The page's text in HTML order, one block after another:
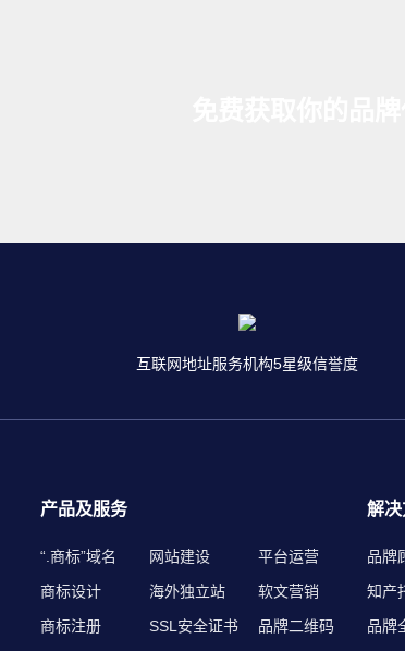
互联网地址服务机构5星级信誉度
产品及服务
“.商标”域名
商标设计
商标注册
网站建设
海外独立站
SSL安全证书
平台运营
软文营销
品牌二维码
解
品牌
知产
品牌